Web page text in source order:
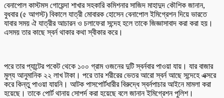
বেনাপোল কাস্টমস গোয়েন্দা শাখার সহকারি কমিশনার সাজিদ মাহাদুদ কৌশিক জানান,
বুধবার (৫ আগস্ট) বিকালে যাত্রী মোবারক হোসেন বেনাপোল ইমিগ্রেশন দিয়ে ভারতে
যাবার সময় ঐ যাত্রীর আচারন ও চলাফেরা সন্দেহ হলে তাকে জিজ্ঞাসাবাদ করা করা হয়।
এসময় তার কাছে স্বর্ন থাকার কথা স্বীকার করে।
পরে তার প্যান্টের পকেট থেকে ১০০ গ্রাম ওজনের দুটি স্বর্নবার পাওয়া যায়। যার বাজার
মুল্য আনুমানিক ২২ লাখ টাকা। পরে তার শরীরের ভেতর আরো স্বর্ন আছে সন্দেহে এক্সরে
করে কিন্তু পাওয়া যায়নি। আটক পাসপোর্টধারীর বিরুদ্ধে স্বর্নপাচার আইনে মামলা করা
হয়েছে। তাকে পোর্ট থানায় সোপর্দ করা হয়েছে বলে জানান ইমিগ্রেশন পুলিশ।